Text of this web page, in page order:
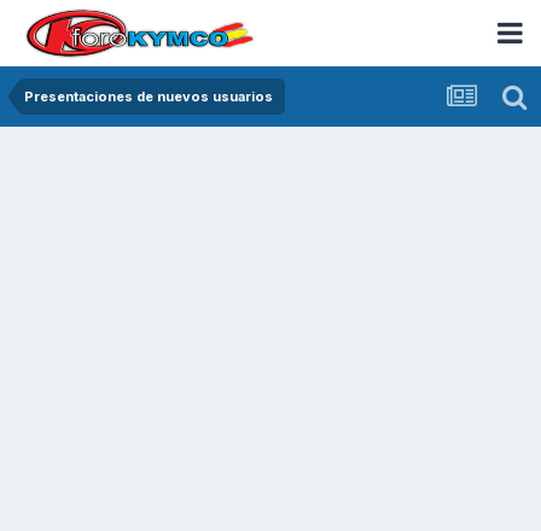
Presentaciones de nuevos usuarios